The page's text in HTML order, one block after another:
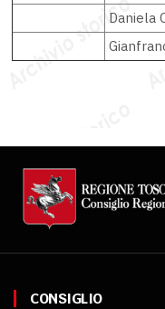
Daniela
CONSIGLIO